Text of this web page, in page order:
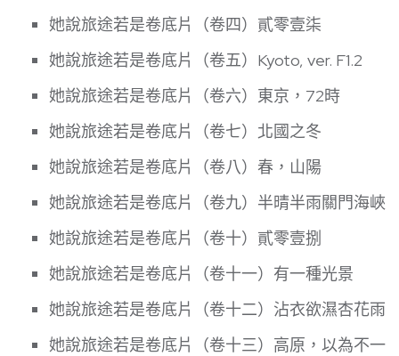
她說旅途若是卷底片（卷四）貳零壹柒
她說旅途若是卷底片（卷五）Kyoto, ver. F1.2
她說旅途若是卷底片（卷六）東京，72時
她說旅途若是卷底片（卷七）北國之冬
她說旅途若是卷底片（卷八）春，山陽
她說旅途若是卷底片（卷九）半晴半雨關門海峽
她說旅途若是卷底片（卷十）貳零壹捌
她說旅途若是卷底片（卷十一）有一種光景
她說旅途若是卷底片（卷十二）沾衣欲濕杏花雨
她說旅途若是卷底片（卷十三）高原，以為不一